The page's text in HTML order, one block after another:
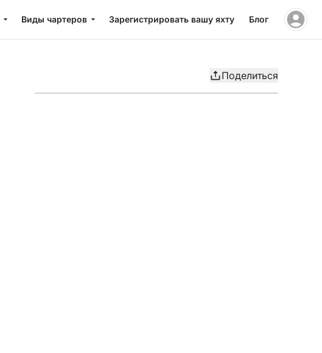
Виды чартеров Зарегистрировать вашу яхту Блог
Поделиться